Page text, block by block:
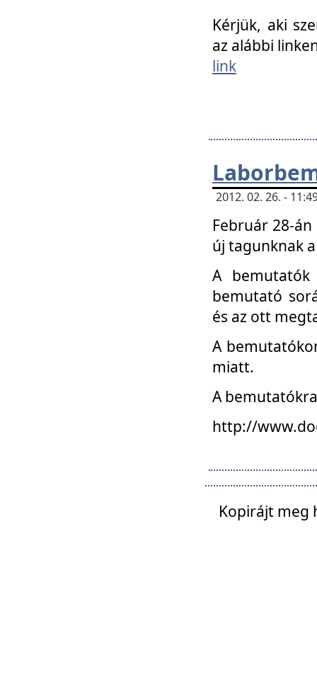
Kérjük, aki
az alábbi
link
2012. 02. 26. -
Február 28-
új tagunknak
A
bemutató
és az ott
A
miatt.
A
http://
Kopirájt meg